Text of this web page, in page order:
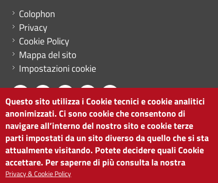
Menu footer
Colophon
Privacy
Cookie Policy
Mappa del sito
Impostazioni cookie
CAMERA DI COMMERCIO DI BOLZANO
via Alto Adige 60 | I-39100 Bolzano
tel. 0471 945 511 |info@camcom.bz.it
Partita IVA: 00376420212
ISTITUTO PER LA PROMOZIONE DELLO
Questo sito utilizza i Cookie tecnici e cookie analitici
anonimizzati. Ci sono cookie che consentono di
navigare all’interno del nostro sito e cookie terze
parti impostati da un sito diverso da quello che si sta
attualmente visitando. Potete decidere quali Cookie
accettare. Per saperne di più consulta la nostra
Privacy & Cookie Policy